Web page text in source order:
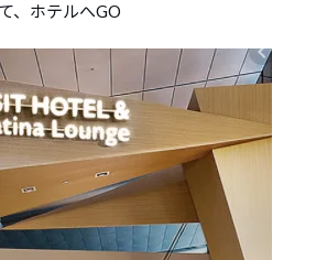
、ホテルへGO